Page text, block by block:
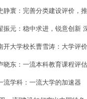
静寰：完善分类建设评价，
振元：稳中求进，锐意创新
开大学校长曹雪涛：大学评
晓东：一流本科教育课程评
流学科：一流大学的加速器